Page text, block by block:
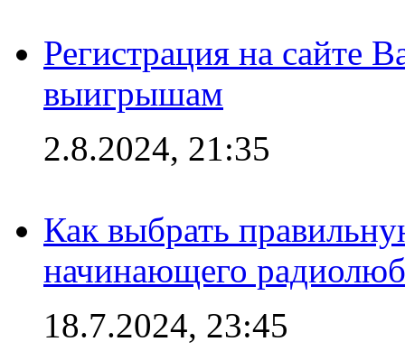
Регистрация на сайте
выигрышам
2.8.2024, 21:35
Как выбрать
начинающего
18.7.2024, 23:45